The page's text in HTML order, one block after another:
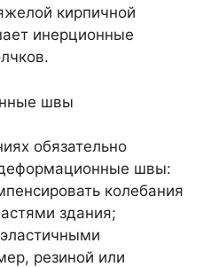
кирпичной
инерционные
швы
обязательно
швы:
колебания
здания;
резиной или